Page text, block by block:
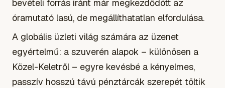
bevételi forrás iránt már megkezdődött az
óramutató lasú, de megállíthatatlan elfordulása.
A globális üzleti világ számára az üzenet
egyértelmű: a szuverén alapok – különösen a
Közel-Keletről – egyre kevésbé a kényelmes,
passzív hosszú távú pénztárcák szerepét töltik